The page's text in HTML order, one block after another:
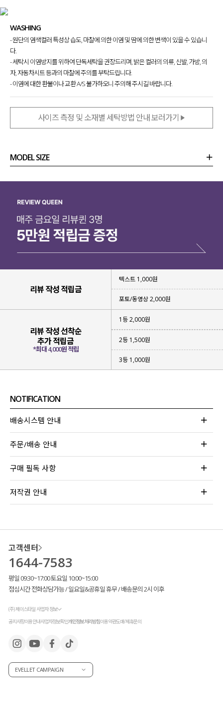
WASHING
- 원단의 염색컬러 특성상 습도, 마찰에 의한 이염 및 땀에 의한 변색이 있을 수 있습니
다.
- 세탁시 이염방지를 위하여 단독세탁을 권장드리며, 밝은 컬러의 의류, 신발, 가방, 의
자, 자동차시트 등과의 마찰에 주의를 부탁드립니다.
- 이염에 대한 환불이나 교환 A/S 불가하오니 주의해 주시길 바랍니다.
사이즈 측정 및 소재별 세탁방법 안내 보러가기
MODEL SIZE
리뷰 작성 적립금
텍스트 1,000원
포토/동영상 2,000원
리뷰 작성 선착순
추가 적립금
*최대 4,000원 적립
1등 2,000원
2등 1,500원
3등 1,000원
NOTIFICATION
배송시스템 안내
주문/배송 안내
구매 필독 사항
저작권 안내
고객센터
1644-7583
평일 09:30~17:00 토요일 10:00~15:00
점심시간 전화상담가능 / 일요일&공휴일 휴무 / 배송문의 2시 이후
(주) 제이스타일 사업자 정보
공지사항이용안내사업자정보확인개인정보처리방침이용약관도매/제휴문의
EVELLET CAMPAIGN